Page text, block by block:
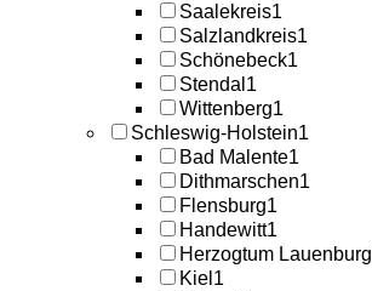
Saalekreis1
Salzlandkreis1
Schönebeck1
Stendal 1
Wittenberg1
Schleswig-Holstein1
Bad Malente1
Dithmarschen1
Flensburg1
Handewitt1
Herzogtum Lauenburg
Kiel 1